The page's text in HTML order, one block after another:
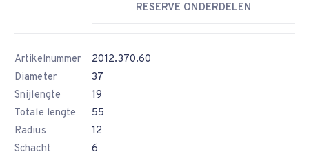
RESERVE ONDERDELEN
Artikelnummer
2012.370.60
Diameter
37
Snijlengte
19
Totale lengte
55
Radius
12
Schacht
6